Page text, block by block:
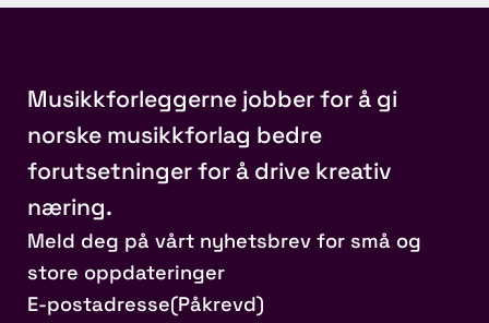
Musikkforleggerne jobber for å gi
norske musikkforlag bedre
forutsetninger for å drive kreativ
næring.
Meld deg på vårt nyhetsbrev for små og
store oppdateringer
E-postadresse(Påkrevd)